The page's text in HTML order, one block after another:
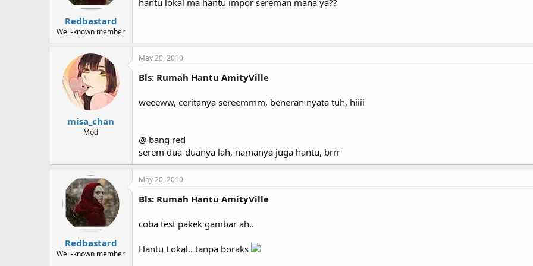
Redbastard
Well-known member
misa_chan
Mod
May 20, 2010
Bls: Rumah Hantu AmityVille
weeeww, ceritanya sereemmm, beneran nyata tuh, hiiii
@ bang red
serem dua-duanya lah, namanya juga hantu, brrr
Redbastard
Well-known member
May 20, 2010
Bls: Rumah Hantu AmityVille
coba test pakek gambar ah..
Hantu Lokal.. tanpa boraks